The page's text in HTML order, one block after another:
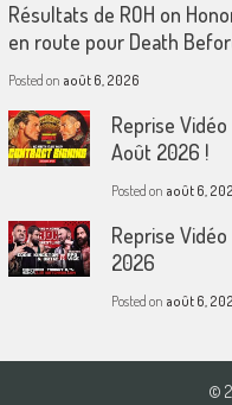
Résultats de ROH on
en route pour Death
Posted on août 6, 2026
Reprise
Août 2026 !
Posted on août 6,
Reprise
2026
Posted on août 6,
©